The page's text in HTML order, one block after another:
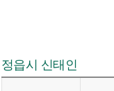
정읍시 신태인